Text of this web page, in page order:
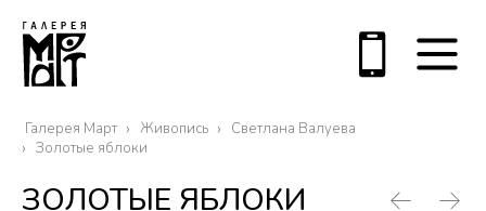
Галерея Март Живопись
Светлана Валуева
Золотые яблоки
ЗОЛОТЫЕ ЯБЛОКИ